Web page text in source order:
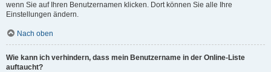
wenn Sie auf Ihren Benutzernamen klicken. Dort können Sie alle Ihre
Einstellungen ändern.
Nach oben
Wie kann ich verhindern, dass mein Benutzername in der Online-Liste
auftaucht?